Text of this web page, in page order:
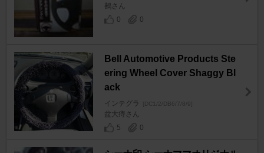
鵺さん
0
0
Bell Automotive Products Ste
ering Wheel Cover Shaggy Bl
ack
インテグラ [DC1/2/DB6/7/8/9]
盆大痔さん
5
0